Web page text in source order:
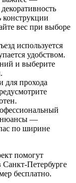
конструкции
вес при выборе
используется
удобством.
и выберите
для прохода
нюансы —
по ширине
помогут
Петербурге
бесплатно.